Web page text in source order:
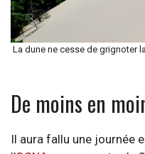
La dune ne cesse de grignoter
De moins en
Il aura fallu une journée